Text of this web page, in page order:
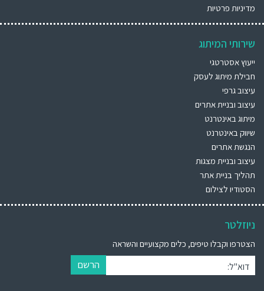
מדיניות פרטיות
שירותי המיתוג
ייעוץ אסטרטגי
חבילת מיתוג לעסק
עיצוב גרפי
עיצוב ובניית אתרים
מיתוג באינטרנט
שיווק באינטרנט
הנגשת אתרים
עיצוב ובניית מצגות
תהליך בניית אתר
הסטודיו לצילום
ניוזלטר
הצטרפו וקבלו טיפים, כלים מקצועיים והשראה
דוא"ל: הרשם